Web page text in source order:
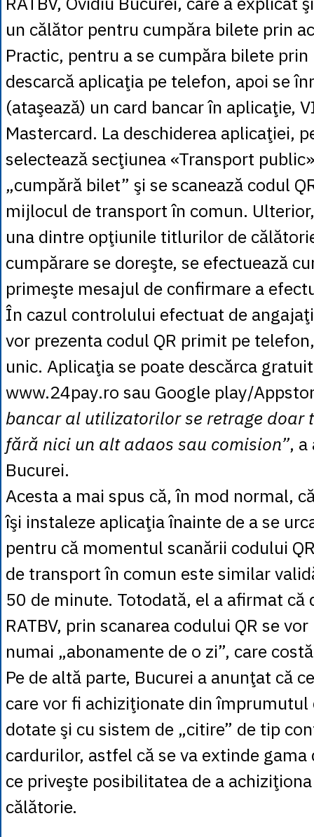
un călător pentru cumpăra bilete prin
Practic, pentru a se cumpăra bilete
descarcă aplicaţia pe telefon, apoi se
(ataşează) un card bancar în aplicaţie,
Mastercard. La deschiderea aplicaţiei,
selectează secţiunea «Transport
„cumpără bilet” şi se scanează codul
mijlocul de transport în comun.
una dintre opţiunile titlurilor de
cumpărare se doreşte, se efectuează
primeşte mesajul de confirmare a
În cazul controlului efectuat de
vor prezenta codul QR primit pe
unic. Aplicaţia se poate descărca
www.24pay.ro sau Google play/
bancar al utilizatorilor se retrage
fără nici un alt adaos sau comision”,
Bucurei.
Acesta a mai spus că, în mod normal,
îşi instaleze aplicaţia înainte de a se
pentru că momentul scanării codului
de transport în comun este similar
50 de minute. Totodată, el a afirmat că
RATBV, prin scanarea codului QR se
numai „abonamente de o zi”, care
Pe de altă parte, Bucurei a anunţat că
care vor fi achiziţionate din împrumutul
dotate şi cu sistem de „citire” de tip
cardurilor, astfel că se va extinde gama
ce priveşte posibilitatea de a
călătorie.